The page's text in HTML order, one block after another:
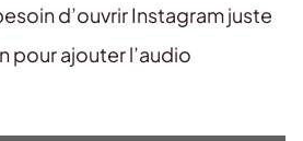
d’ouvrir Instagram juste
pour ajouter l’audio